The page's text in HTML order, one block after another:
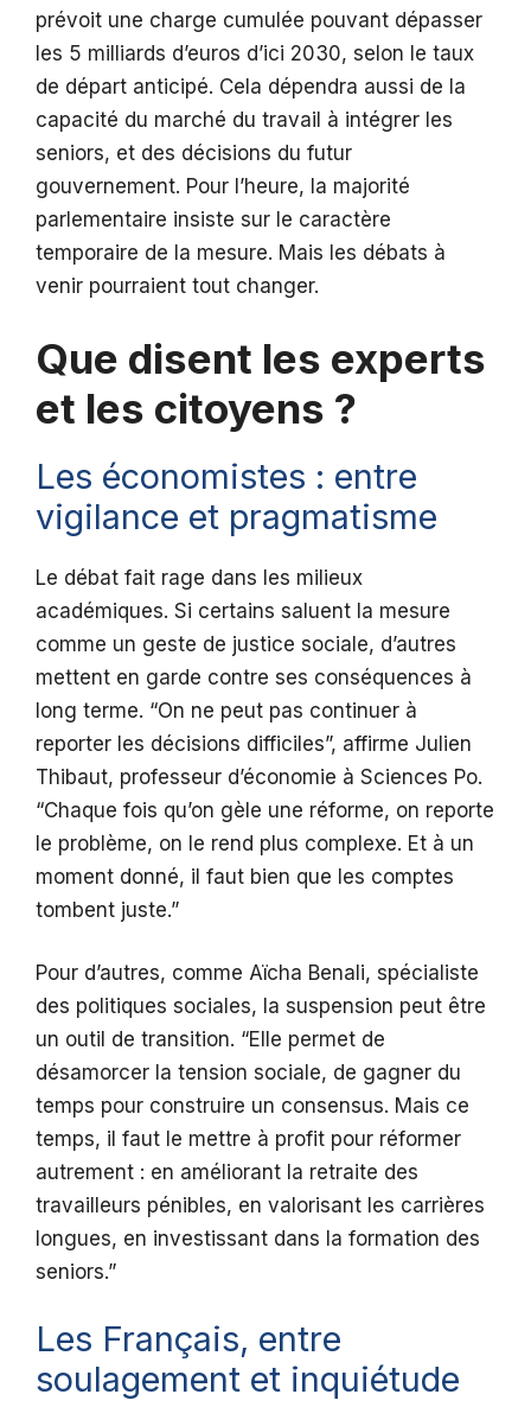
prévoit une charge cumulée pouvant dépasser
les 5 milliards d’euros d’ici 2030, selon le taux
de départ anticipé. Cela dépendra aussi de la
capacité du marché du travail à intégrer les
seniors, et des décisions du futur
gouvernement. Pour l’heure, la majorité
parlementaire insiste sur le caractère
temporaire de la mesure. Mais les débats à
venir pourraient tout changer.
Que disent les experts
et les citoyens ?
Les économistes : entre
vigilance et pragmatisme
Le débat fait rage dans les milieux
académiques. Si certains saluent la mesure
comme un geste de justice sociale, d’autres
mettent en garde contre ses conséquences à
long terme. “On ne peut pas continuer à
reporter les décisions difficiles”, affirme Julien
Thibaut, professeur d’économie à Sciences Po.
“Chaque fois qu’on gèle une réforme, on reporte
le problème, on le rend plus complexe. Et à un
moment donné, il faut bien que les comptes
tombent juste.”
Pour d’autres, comme Aïcha Benali, spécialiste
des politiques sociales, la suspension peut être
un outil de transition. “Elle permet de
désamorcer la tension sociale, de gagner du
temps pour construire un consensus. Mais ce
temps, il faut le mettre à profit pour réformer
autrement : en améliorant la retraite des
travailleurs pénibles, en valorisant les carrières
longues, en investissant dans la formation des
seniors.”
Les Français, entre
soulagement et inquiétude